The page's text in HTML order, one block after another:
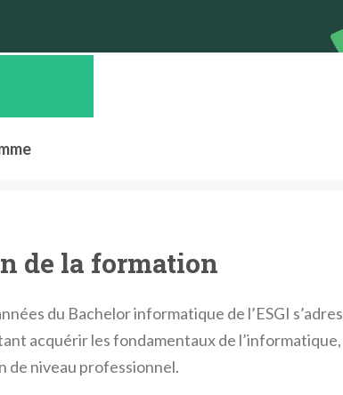
de la formation
du Bachelor informatique de l’ESGI
acquérir les fondamentaux de l’informatique,
de niveau professionnel.